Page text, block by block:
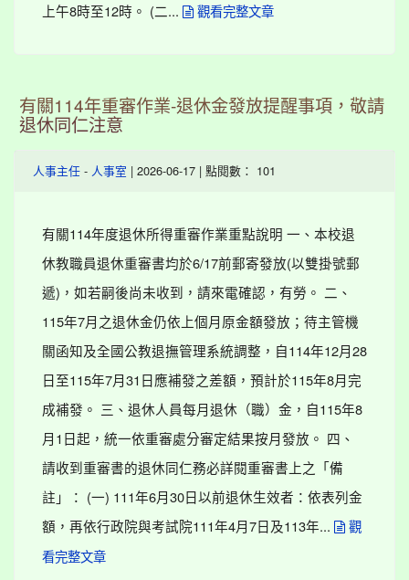
上午8時至12時。 (二...
觀看完整文章
有關114年重審作業-退休金發放提醒事項，敬請
退休同仁注意
人事主任 - 人事室 | 2026-06-17 | 點閱數： 101
有關114年度退休所得重審作業重點說明 一、本校退
休教職員退休重審書均於6/17前郵寄發放(以雙掛號郵
遞)，如若嗣後尚未收到，請來電確認，有勞。 二、
115年7月之退休金仍依上個月原金額發放；待主管機
關函知及全國公教退撫管理系統調整，自114年12月28
日至115年7月31日應補發之差額，預計於115年8月完
成補發。 三、退休人員每月退休（職）金，自115年8
月1日起，統一依重審處分審定結果按月發放。 四、
請收到重審書的退休同仁務必詳閱重審書上之「備
註」： (一) 111年6月30日以前退休生效者：依表列金
額，再依行政院與考試院111年4月7日及113年...
觀
看完整文章